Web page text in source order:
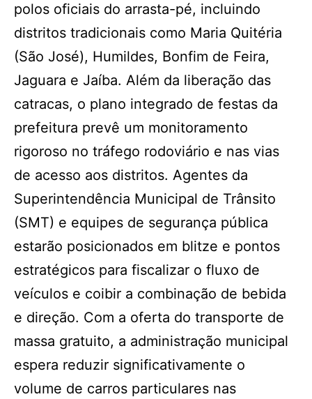
polos oficiais do arrasta-pé, incluindo
distritos tradicionais como Maria Quitéria
(São José), Humildes, Bonfim de Feira,
Jaguara e Jaíba. Além da liberação das
catracas, o plano integrado de festas da
prefeitura prevê um monitoramento
rigoroso no tráfego rodoviário e nas vias
de acesso aos distritos. Agentes da
Superintendência Municipal de Trânsito
(SMT) e equipes de segurança pública
estarão posicionados em blitze e pontos
estratégicos para fiscalizar o fluxo de
veículos e coibir a combinação de bebida
e direção. Com a oferta do transporte de
massa gratuito, a administração municipal
espera reduzir significativamente o
volume de carros particulares nas